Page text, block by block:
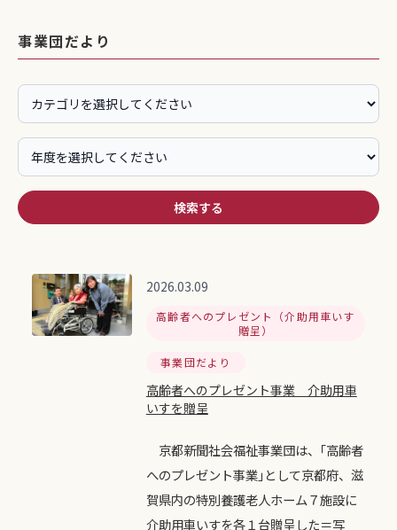
事業団だより
検索する
2026.03.09
高齢者へのプレゼント（介助用車いす
贈呈）
事業団だより
高齢者へのプレゼント事業 介助用車
いすを贈呈
京都新聞社会福祉事業団は、｢高齢者
へのプレゼント事業｣として京都府、滋
賀県内の特別養護老人ホーム７施設に
介助用車いすを各１台贈呈した＝写